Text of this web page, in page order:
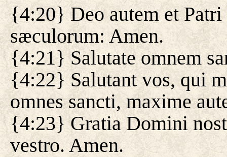
{4:20} Deo autem et
sæculorum: Amen.
{4:21} Salutate omnem
{4:22} Salutant vos, qui
omnes sancti, maxime
{4:23} Gratia Domini
vestro. Amen.